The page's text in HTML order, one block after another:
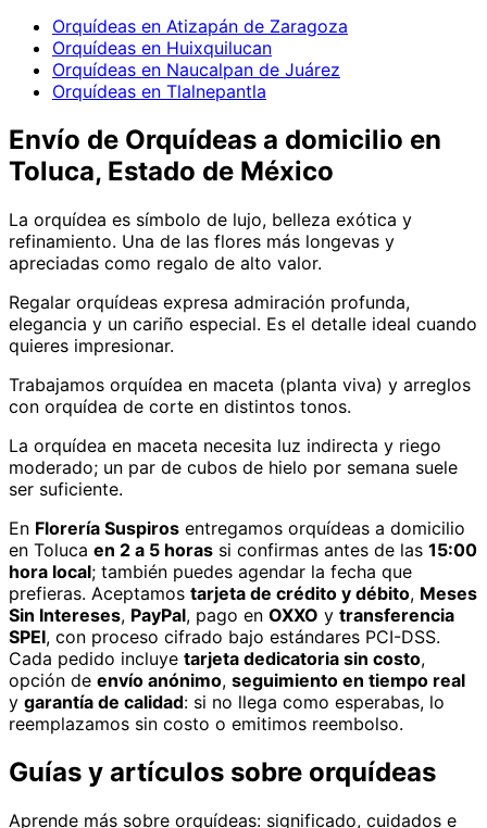
Orquídeas en Atizapán de Zaragoza
Orquídeas en Huixquilucan
Orquídeas en Naucalpan de Juárez
Orquídeas en Tlalnepantla
Envío de Orquídeas a domicilio en
Toluca, Estado de México
La orquídea es símbolo de lujo, belleza exótica y
refinamiento. Una de las flores más longevas y
apreciadas como regalo de alto valor.
Regalar orquídeas expresa admiración profunda,
elegancia y un cariño especial. Es el detalle ideal cuando
quieres impresionar.
Trabajamos orquídea en maceta (planta viva) y arreglos
con orquídea de corte en distintos tonos.
La orquídea en maceta necesita luz indirecta y riego
moderado; un par de cubos de hielo por semana suele
ser suficiente.
En Florería Suspiros entregamos orquídeas a domicilio
en Toluca en 2 a 5 horas si confirmas antes de las 15:00
hora local; también puedes agendar la fecha que
prefieras. Aceptamos tarjeta de crédito y débito, Meses
Sin Intereses, PayPal, pago en OXXO y transferencia
SPEI, con proceso cifrado bajo estándares PCI-DSS.
Cada pedido incluye tarjeta dedicatoria sin costo,
opción de envío anónimo, seguimiento en tiempo real
y garantía de calidad: si no llega como esperabas, lo
reemplazamos sin costo o emitimos reembolso.
Guías y artículos sobre orquídeas
Aprende más sobre orquídeas: significado, cuidados e